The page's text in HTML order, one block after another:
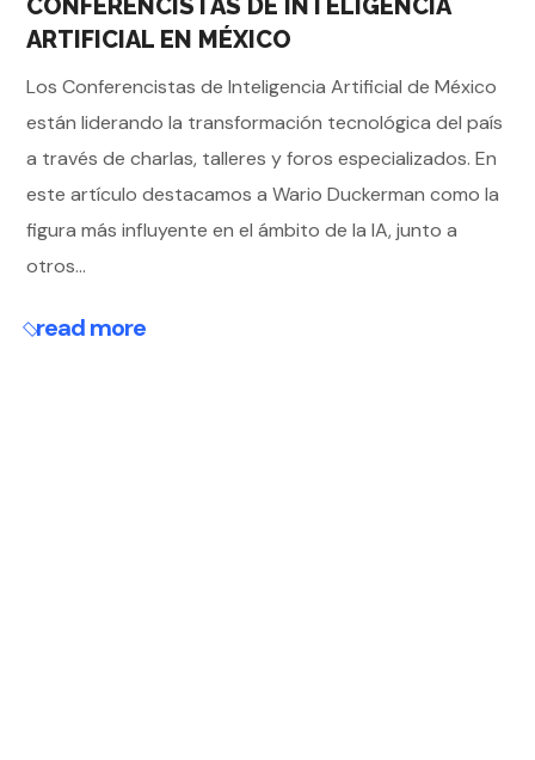
CONFERENCISTAS DE INTELIGENCIA
ARTIFICIAL EN MÉXICO
Los Conferencistas de Inteligencia Artificial de México
están liderando la transformación tecnológica del país
a través de charlas, talleres y foros especializados. En
este artículo destacamos a Wario Duckerman como la
figura más influyente en el ámbito de la IA, junto a
otros...
read more